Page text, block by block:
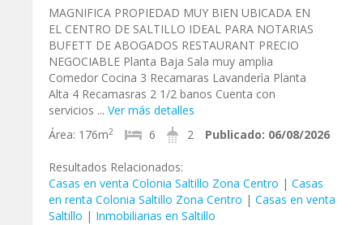
MAGNIFICA PROPIEDAD MUY BIEN UBICADA EN
EL CENTRO DE SALTILLO IDEAL PARA NOTARIAS
BUFETT DE ABOGADOS RESTAURANT PRECIO
NEGOCIABLE Planta Baja Sala muy amplia
Comedor Cocina 3 Recamaras Lavanderìa Planta
Alta 4 Recamasras 2 1/2 banos Cuenta con
servicios ... Ver más detalles
Área: 176m2 6 2 Publicado: 06/08/2026
Resultados Relacionados:
Casas en venta Colonia Saltillo Zona Centro | Casas
en renta Colonia Saltillo Zona Centro | Casas en venta
Saltillo | Inmobiliarias en Saltillo